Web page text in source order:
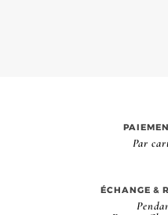
Par
ÉCHANGE &